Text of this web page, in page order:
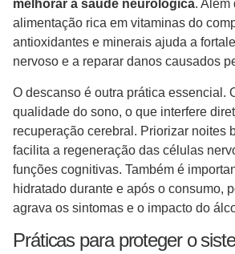
melhorar a saúde neurológica. Além
alimentação rica em vitaminas do
antioxidantes e minerais ajuda a
nervoso e a reparar danos causados
O descanso é outra prática essencial.
qualidade do sono, o que interfere
recuperação cerebral. Priorizar noites
facilita a regeneração das células
funções cognitivas. Também é
hidratado durante e após o consumo,
agrava os sintomas e o impacto do
Práticas para proteger o